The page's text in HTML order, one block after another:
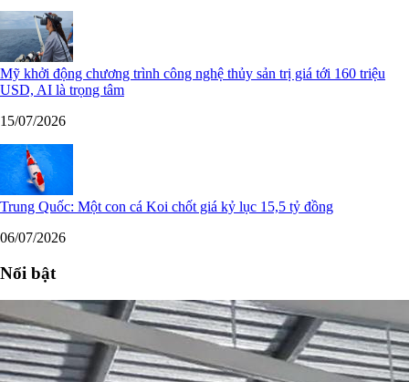
Mỹ khởi động chương trình công nghệ thủy sản trị giá tới 160 triệu
USD, AI là trọng tâm
15/07/2026
Trung Quốc: Một con cá Koi chốt giá kỷ lục 15,5 tỷ đồng
06/07/2026
Nổi bật